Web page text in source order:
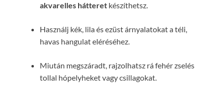
akvarelles hátteret készíthetsz.
Használj kék, lila és ezüst árnyalatokat a téli,
havas hangulat eléréséhez.
Miután megszáradt, rajzolhatsz rá fehér zselés
tollal hópelyheket vagy csillagokat.